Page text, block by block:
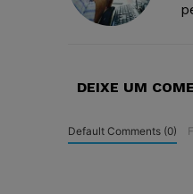
DEIXE UM
Default Comments (0)